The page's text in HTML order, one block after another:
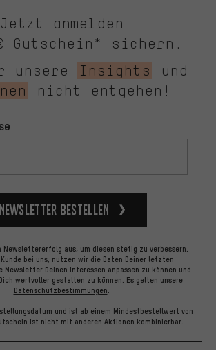
Jetzt anmelden
Gutschein* sichern.
unsere
Insights
und
nicht entgehen!
Newsletter bestellen
Newslettererfolg aus, um diesen stetig zu verbessern.
bei uns, nutzen wir die Daten Deiner letzten
Newsletter Deinen Interessen anpassen zu können und
wertvoller gestalten zu können. Es gelten unsere
Datenschutzbestimmungen
und ist ab einem Mindestbestellwert von
ist nicht mit anderen Aktionen kombinierbar.